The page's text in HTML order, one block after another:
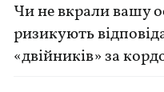
Чи не вкрали вашу
ризикують
«двійників» за